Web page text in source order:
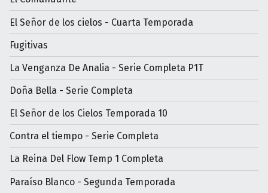
El Señor de los cielos - Cuarta Temporada
Fugitivas
La Venganza De Analia - Serie Completa P1T
Doña Bella - Serie Completa
El Señor de los Cielos Temporada 10
Contra el tiempo - Serie Completa
La Reina Del Flow Temp 1 Completa
Paraíso Blanco - Segunda Temporada